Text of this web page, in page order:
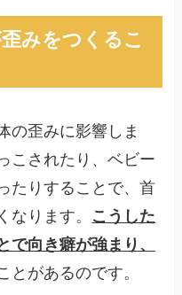
みをつくるこ
の歪みに影響しま
こされたり、ベビー
たりすることで、首
なります。 こうした
で向き癖が強まり、
とがあるのです。